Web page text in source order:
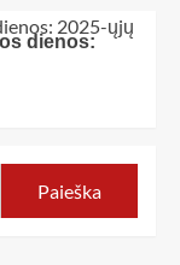
dienos: